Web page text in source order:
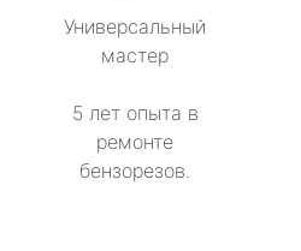
Универсальный
мастер
5 лет опыта в
ремонте
бензорезов.